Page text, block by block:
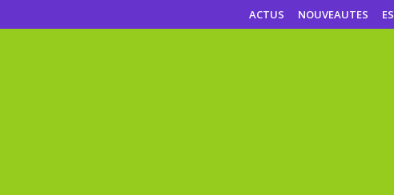
ACTUS NOUVEAUTES